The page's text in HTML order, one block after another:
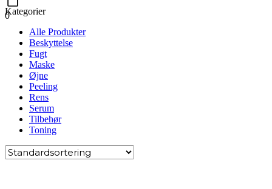
0
Kategorier
Alle Produkter
Beskyttelse
Fugt
Maske
Øjne
Peeling
Rens
Serum
Tilbehør
Toning